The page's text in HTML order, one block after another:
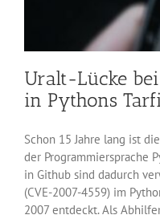
Uralt-Lücke
in Pythons
Schon 15 Jahre lang ist
der Programmiersprache
in Github sind dadurch
(CVE-2007-4559) im
2007 entdeckt. Als